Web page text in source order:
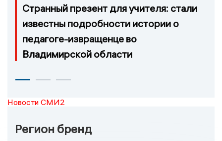
Странный презент для учителя: стали
известны подробности истории о
педагоге-извращенце во
Владимирской области
Новости СМИ2
Регион бренд